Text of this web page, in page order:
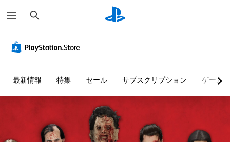
索
最新情報 特集 セール サブスクリプション ゲーム